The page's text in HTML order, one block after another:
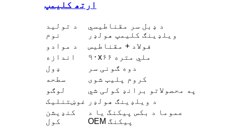
ارتھ کلیمپ
د تولید
نوم
د ډبل سر مقناطیسي
ویلډینګ کلیمپ هولډر
د موادو
فولاد + مقناطیس
اندازه
۹۰x۶۶ ملي متره
ډول
دوه ګونی سر
سطحه
کروم پلیټ شوی
لوګو
په محصولاتو برانډ کولی شي
غوښتنلیک
د ویلډینګ هولډر
کنډیشن
کول
عموما د بکس پیکنگ یا د
OEM پیکنگ